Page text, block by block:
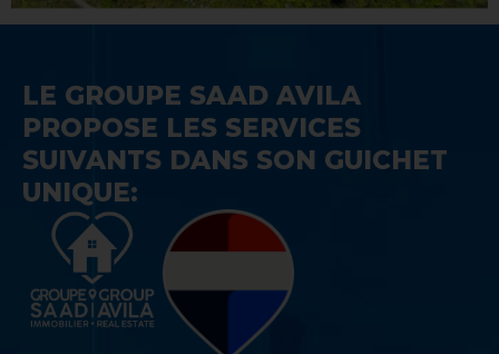
LE GROUPE SAAD AVILA
PROPOSE LES SERVICES
SUIVANTS DANS SON GUICHET
UNIQUE: